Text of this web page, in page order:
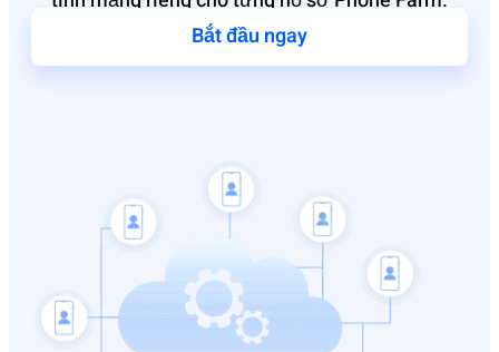
Bắt đầu ngay